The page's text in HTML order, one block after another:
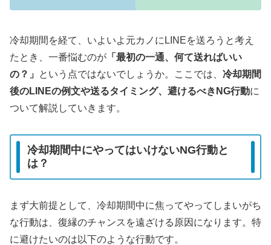
冷却期間を経て、いよいよ元カノにLINEを送ろうと考え
たとき、一番悩むのが 「最初の一通、何て送ればいい
の？」
という点ではないでしょうか。ここでは、 冷却期間
後のLINEの例文や送るタイミング、避けるべきNG行動に
ついて解説していきます。
冷却期間中にやってはいけないNG行動と
は？
まず大前提として、冷却期間中に焦ってやってしまいがち
な行動は、復縁のチャンスを遠ざける原因になります。特
に避けたいのは以下のような行動です。